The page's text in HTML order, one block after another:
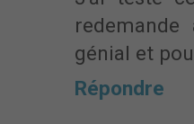
génial et
Répondre